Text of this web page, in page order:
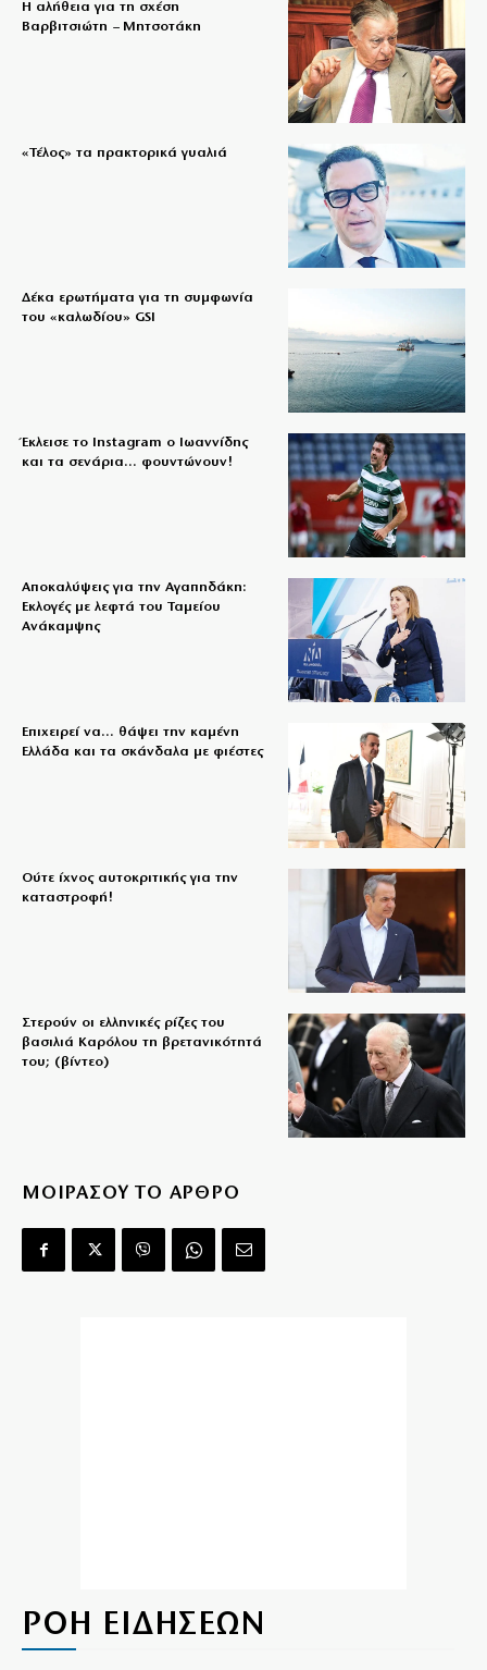
Η αλήθεια για τη σχέση
Βαρβιτσιώτη – Μητσοτάκη
«Τέλος» τα πρακτορικά γυαλιά
Δέκα ερωτήματα για τη συμφωνία
του «καλωδίου» GSI
Έκλεισε το Instagram ο Ιωαννίδης
και τα σενάρια… φουντώνουν!
Αποκαλύψεις για την Αγαπηδάκη:
Εκλογές με λεφτά του Ταμείου
Ανάκαμψης
Επιχειρεί να… θάψει την καμένη
Ελλάδα και τα σκάνδαλα με φιέστες
Ούτε ίχνος αυτοκριτικής για την
καταστροφή!
Στερούν οι ελληνικές ρίζες του
βασιλιά Καρόλου τη βρετανικότητά
του; (βίντεο)
ΜΟΙΡΑΣΟΥ ΤΟ ΑΡΘΡΟ
ΡΟΗ ΕΙΔΗΣΕΩΝ